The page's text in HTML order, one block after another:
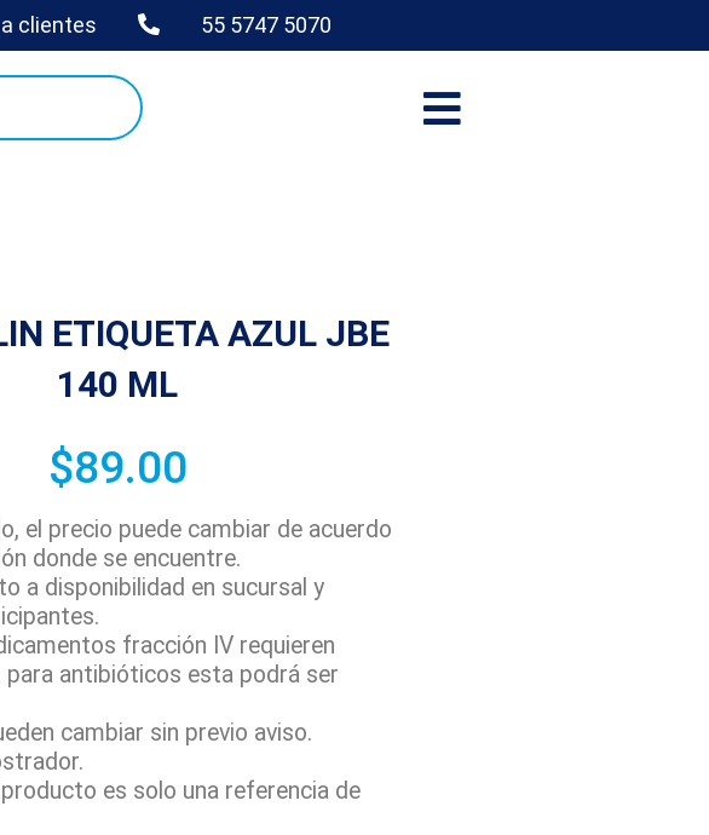
clientes 55 5747 5070
ETIQUETA AZUL JBE
140 ML
$89.00
el precio puede cambiar de acuerdo
donde se encuentre.
a disponibilidad en sucursal y
fracción IV requieren
para antibióticos esta podrá ser
cambiar sin previo aviso.
es solo una referencia de